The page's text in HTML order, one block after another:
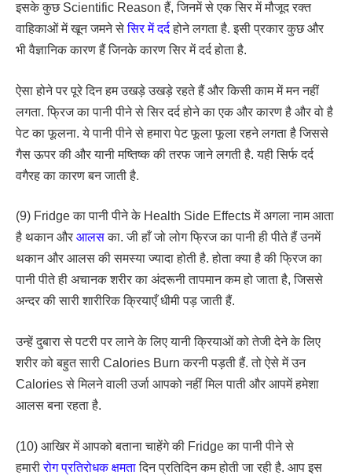
इसके कुछ Scientific Reason हैं, जिनमें से एक सिर में मौजूद रक्त
वाहिकाओं में खून जमने सेसिर में दर्दहोने लगता है. इसी प्रकार कुछ और
भी वैज्ञानिक कारण हैं जिनके कारण सिर में दर्द होता है.
ऐसा होने पर पूरे दिन हम उखड़े उखड़े रहते हैं और किसी काम में मन नहीं
लगता. फ्रिज का पानी पीने से सिर दर्द होने का एक और कारण है और वो है
पेट का फूलना. ये पानी पीने से हमारा पेट फूला फूला रहने लगता है जिससे
गैस ऊपर की और यानी मष्तिष्क की तरफ जाने लगती है. यही सिर्फ दर्द
वगैरह का कारण बन जाती है.
(9) Fridge का पानी पीने के Health Side Effects में अगला नाम आता
है थकान और आलसका. जी हाँ जो लोग फ्रिज का पानी ही पीते हैं उनमें
थकान और आलस की समस्या ज्यादा होती है. होता क्या है की फ्रिज का
पानी पीते ही अचानक शरीर का अंदरूनी तापमान कम हो जाता है, जिससे
अन्दर की सारी शारीरिक क्रियाएँ धीमी पड़ जाती हैं.
उन्हें दुबारा से पटरी पर लाने के लिए यानी क्रियाओं को तेजी देने के लिए
शरीर को बहुत सारी Calories Burn करनी पड़ती हैं. तो ऐसे में उन
Calories से मिलने वाली उर्जा आपको नहीं मिल पाती और आपमें हमेशा
आलस बना रहता है.
(10) आखिर में आपको बताना चाहेंगे की Fridge का पानी पीने से
हमारीरोग प्रतिरोधक क्षमतादिन प्रतिदिन कम होती जा रही है. आप इस